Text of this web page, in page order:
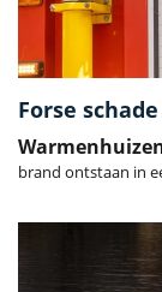
Forse
brand ontstaan in